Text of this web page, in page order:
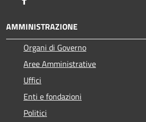
AMMINISTRAZIONE
Organi di Governo
Aree Amministrative
Uffici
Enti e fondazioni
Politici